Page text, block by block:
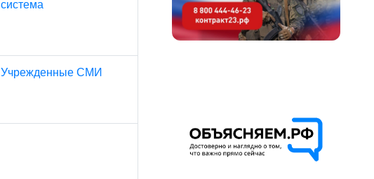
система
Учрежденные СМИ